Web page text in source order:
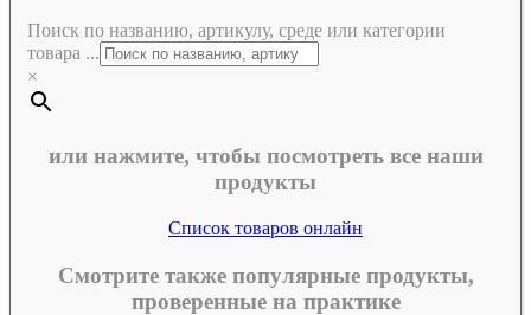
Поиск по названию, артикулу, среде или категории
товара ...
×
или нажмите, чтобы посмотреть все наши
продукты
Список товаров онлайн
Смотрите также популярные продукты,
проверенные на практике